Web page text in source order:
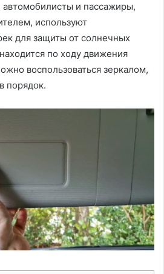
автомобилисты и пассажиры,
используют
для защиты от солнечных
по ходу движения
воспользоваться зеркалом,
порядок.